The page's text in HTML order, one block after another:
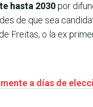
hasta 2030por
de que sea
Freitas, o la ex
a días de